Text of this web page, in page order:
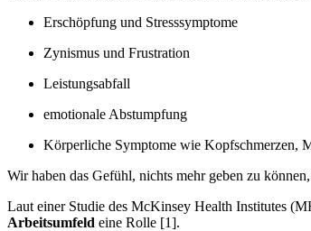
Erschöpfung und Stresssymptome
Zynismus und Frustration
Leistungsabfall
emotionale Abstumpfung
Körperliche Symptome wie Kopfschmerzen,
Wir haben das Gefühl, nichts mehr geben zu
Laut einer Studie des McKinsey Health Institutes
Arbeitsumfeld eine Rolle [1].